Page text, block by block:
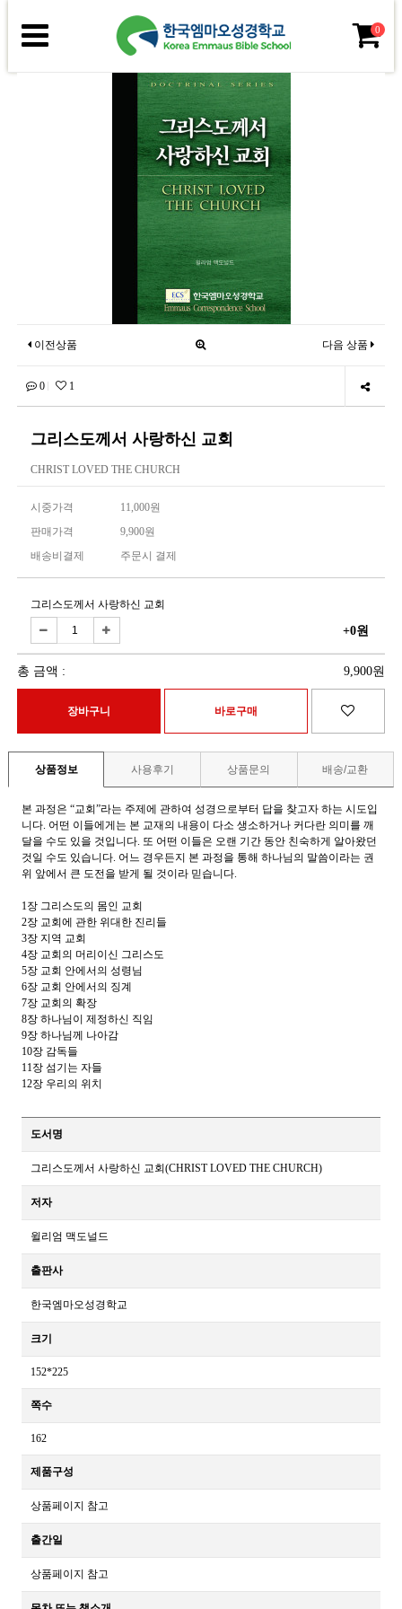
0
이전상품 다음 상품
0 1
그리스도께서 사랑하신 교회
CHRIST LOVED THE CHURCH
시중가격
11,000원
판매가격
9,900원
배송비결제
주문시 결제
그리스도께서 사랑하신 교회
+0원
총 금액 : 9,900원
상품정보 사용후기 상품문의 배송/교환
본 과정은 “교회 ”라는 주제에 관하여 성경으로부터 답을 찾고자 하는 시도입
니다. 어떤 이들에게는 본 교재의 내용이 다소 생소하거나 커다란 의미를 깨
달을 수도 있을 것입니다. 또 어떤 이들은 오랜 기간 동안 친숙하게 알아왔던
것일 수도 있습니다. 어느 경우든지 본 과정을 통해 하나님의 말씀이라는 권
위 앞에서 큰 도전을 받게 될 것이라 믿습니다.
1장 그리스도의 몸인 교회
2장 교회에 관한 위대한 진리들
3장 지역 교회
4장 교회의 머리이신 그리스도
5장 교회 안에서의 성령님
6장 교회 안에서의 징계
7장 교회의 확장
8장 하나님이 제정하신 직임
9장 하나님께 나아감
10장 감독들
11장 섬기는 자들
12장 우리의 위치
도서명
그리스도께서 사랑하신 교회(CHRIST LOVED THE CHURCH)
저자
윌리엄 맥도널드
출판사
한국엠마오성경학교
크기
152*225
쪽수
162
제품구성
상품페이지 참고
출간일
상품페이지 참고